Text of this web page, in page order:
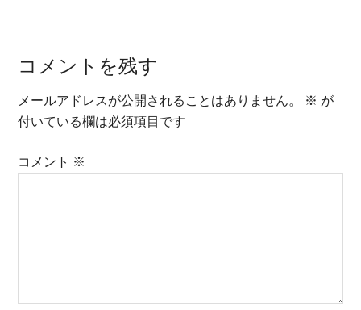
コメントを残す
メールアドレスが公開されることはありません。 ※ が
付いている欄は必須項目です
コメント ※